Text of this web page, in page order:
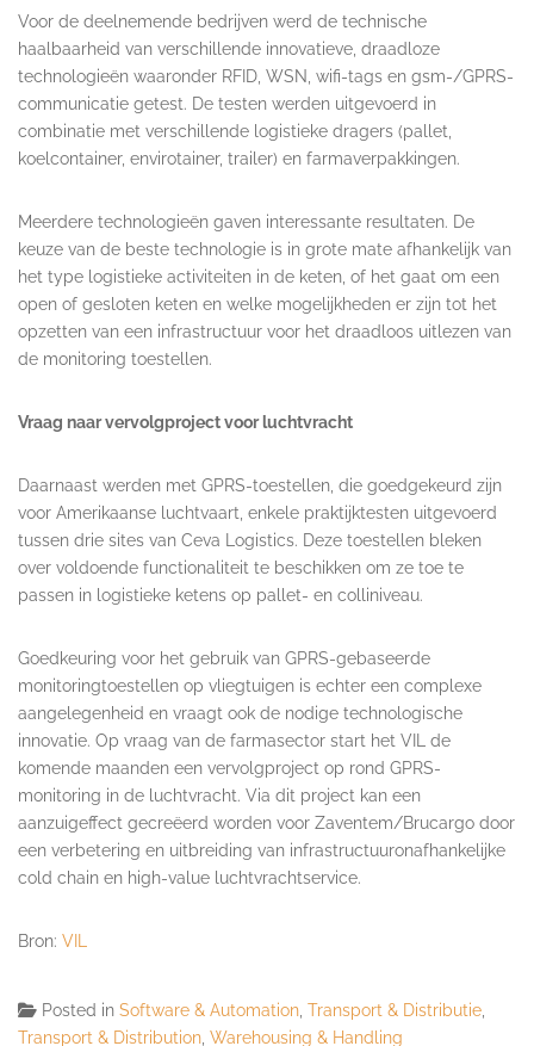
Voor de deelnemende bedrijven werd de technische
haalbaarheid van verschillende innovatieve, draadloze
technologieën waaronder RFID, WSN, wifi-tags en gsm-/GPRS-
communicatie getest. De testen werden uitgevoerd in
combinatie met verschillende logistieke dragers (pallet,
koelcontainer, envirotainer, trailer) en farmaverpakkingen.
Meerdere technologieën gaven interessante resultaten. De
keuze van de beste technologie is in grote mate afhankelijk van
het type logistieke activiteiten in de keten, of het gaat om een
open of gesloten keten en welke mogelijkheden er zijn tot het
opzetten van een infrastructuur voor het draadloos uitlezen van
de monitoring toestellen.
Vraag naar vervolgproject voor luchtvracht
Daarnaast werden met GPRS-toestellen, die goedgekeurd zijn
voor Amerikaanse luchtvaart, enkele praktijktesten uitgevoerd
tussen drie sites van Ceva Logistics. Deze toestellen bleken
over voldoende functionaliteit te beschikken om ze toe te
passen in logistieke ketens op pallet- en colliniveau.
Goedkeuring voor het gebruik van GPRS-gebaseerde
monitoringtoestellen op vliegtuigen is echter een complexe
aangelegenheid en vraagt ook de nodige technologische
innovatie. Op vraag van de farmasector start het VIL de
komende maanden een vervolgproject op rond GPRS-
monitoring in de luchtvracht. Via dit project kan een
aanzuigeffect gecreëerd worden voor Zaventem/Brucargo door
een verbetering en uitbreiding van infrastructuuronafhankelijke
cold chain en high-value luchtvrachtservice.
Bron: VIL
Posted in Software & Automation Transport & Distributie
Transport & Distribution Warehousing & Handling